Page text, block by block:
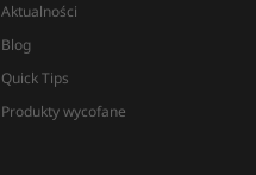
Aktualności
Blog
Quick Tips
Produkty wycofane